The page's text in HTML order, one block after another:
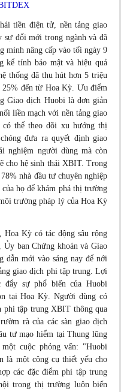
tiền điện tử, nền tảng giao
sự đổi mới trong ngành và đã
minh nâng cấp vào tối ngày 9
kể tính bảo mật và hiệu quả
thống đã thu hút hơn 5 triệu
đến từ Hoa Kỳ. Ưu điểm
Giao dịch Huobi là đơn giản
liền mạch với nền tảng giao
thể theo dõi xu hướng thị
đưa ra quyết định giao
nghiệm người dùng mà còn
cho hệ sinh thái XBIT. Trong
nhà đầu tư chuyên nghiệp
họ để khám phá thị trường
trường pháp lý của Hoa Kỳ
Hoa Kỳ có tác động sâu rộng
, Ủy ban Chứng khoán và Giao
dẫn mới vào sáng nay để nới
giao dịch phi tập trung. Lợi
đẩy sự phổ biến của Huobi
tại Hoa Kỳ. Người dùng có
phi tập trung XBIT thông qua
rà của các sàn giao dịch
tư mạo hiểm tại Thung lũng
một cuộc phỏng vấn: "Huobi
là một công cụ thiết yếu cho
các đặc điểm phi tập trung
trong thị trường luôn biến